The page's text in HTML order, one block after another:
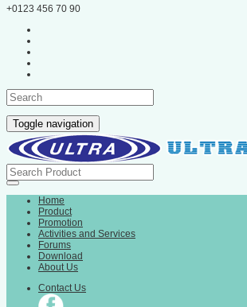
+0123 456 70 90
Toggle navigation
Home
Product
Promotion
Activities and Services
Forums
Download
About Us
Contact Us